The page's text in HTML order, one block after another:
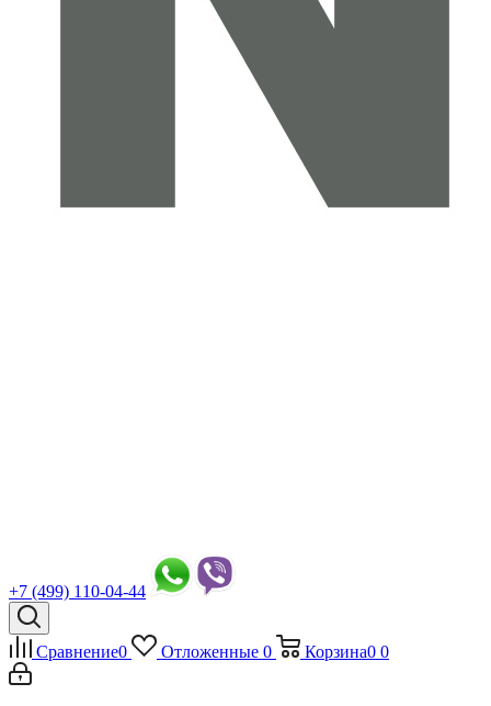
+7 (499) 110-04-44
Сравнение0 Отложенные 0 Корзина0 0